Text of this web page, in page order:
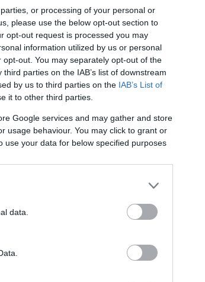
or processing of your personal or
please use the below opt-out section to
opt-out request is processed you may
information utilized by us or personal
out. You may separately opt-out of the
parties on the IAB’s list of downstream
by us to third parties on the IAB’s List of
it to other third parties.
Google services and may gather and store
usage behaviour. You may click to grant or
your data for below specified purposes
data.